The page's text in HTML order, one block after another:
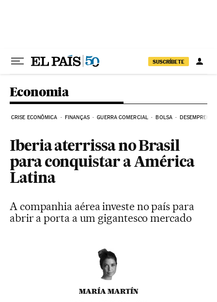
SUSCRÍBETE
Economia
CRISE ECONÔMICA FINANÇAS GUERRA COMERCIAL BOLSA DESEMPREGO
Iberia aterrissa no Brasil
para conquistar a América
Latina
A companhia aérea investe no país para
abrir a porta a um gigantesco mercado
MARÍA MARTÍN